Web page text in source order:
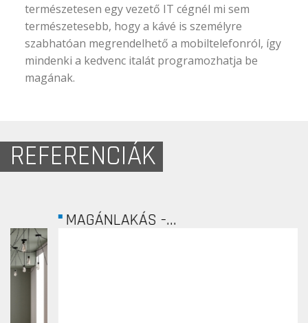
természetesen egy vezető IT cégnél mi sem
természetesebb, hogy a kávé is személyre
szabhatóan megrendelhető a mobiltelefonról, így
mindenki a kedvenc italát programozhatja be
magának.
REFERENCIÁK
MAGÁNLAKÁS -...